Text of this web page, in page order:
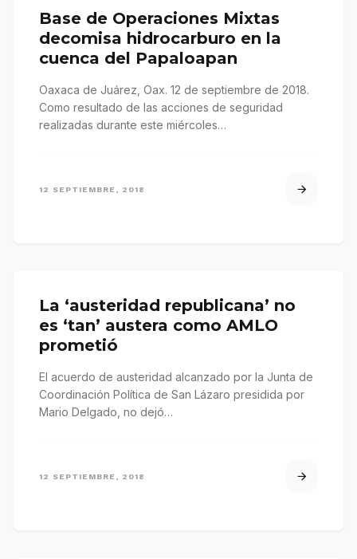
Base de Operaciones Mixtas
decomisa hidrocarburo en la
cuenca del Papaloapan
Oaxaca de Juárez, Oax. 12 de septiembre de 2018.
Como resultado de las acciones de seguridad
realizadas durante este miércoles…
12 SEPTIEMBRE, 2018
La ‘austeridad republicana’ no
es ‘tan’ austera como AMLO
prometió
El acuerdo de austeridad alcanzado por la Junta de
Coordinación Política de San Lázaro presidida por
Mario Delgado, no dejó…
12 SEPTIEMBRE, 2018